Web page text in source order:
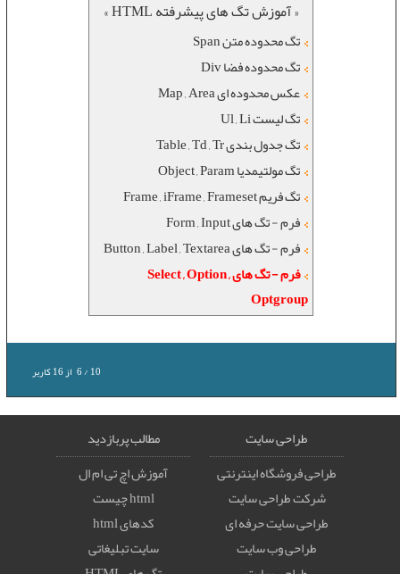
« آموزش تگ های پیشرفته HTML »
تگ محدوده متن Span
تگ محدوده فضا Div
عکس محدوده ای Map , Area
تگ لیست Ul , Li
تگ جدول بندی Table , Td , Tr
تگ مولتیمدیا Object , Param
تگ فریم Frame , iFrame , Frameset
فرم - تگ های Form , Input
فرم - تگ های Button , Label , Textarea
فرم - تگ های Select , Option ,
Optgroup
6/10 از16کاربر
طراحی سایت
طراحی فروشگاه اینترنتی
شرکت طراحی سایت
طراحی سایت حرفه ای
طراحی وب سایت
مطالب پربازدید
آموزش اچ تی ام ال
html چیست
کدهای html
سایت تبلیغاتی